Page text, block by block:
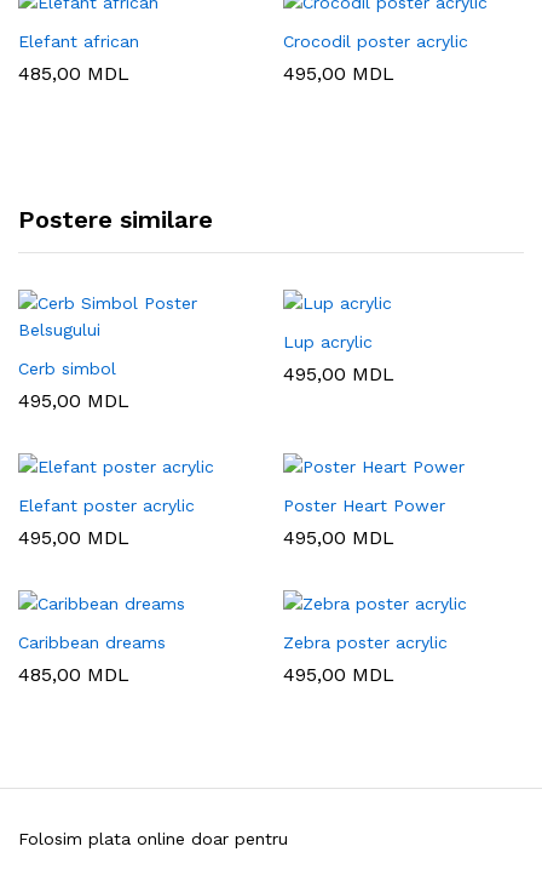
Elefant african
485,00 MDL
Crocodil poster acrylic
495,00 MDL
Postere similare
Cerb simbol
495,00 MDL
Lup acrylic
495,00 MDL
Elefant poster acrylic
495,00 MDL
Poster Heart Power
495,00 MDL
Caribbean dreams
485,00 MDL
Zebra poster acrylic
495,00 MDL
Folosim plata online doar pentru